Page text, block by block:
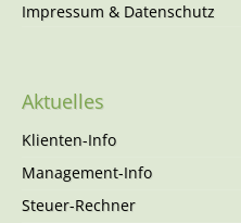
Impressum & Datenschutz
Aktuelles
Klienten-Info
Management-Info
Steuer-Rechner